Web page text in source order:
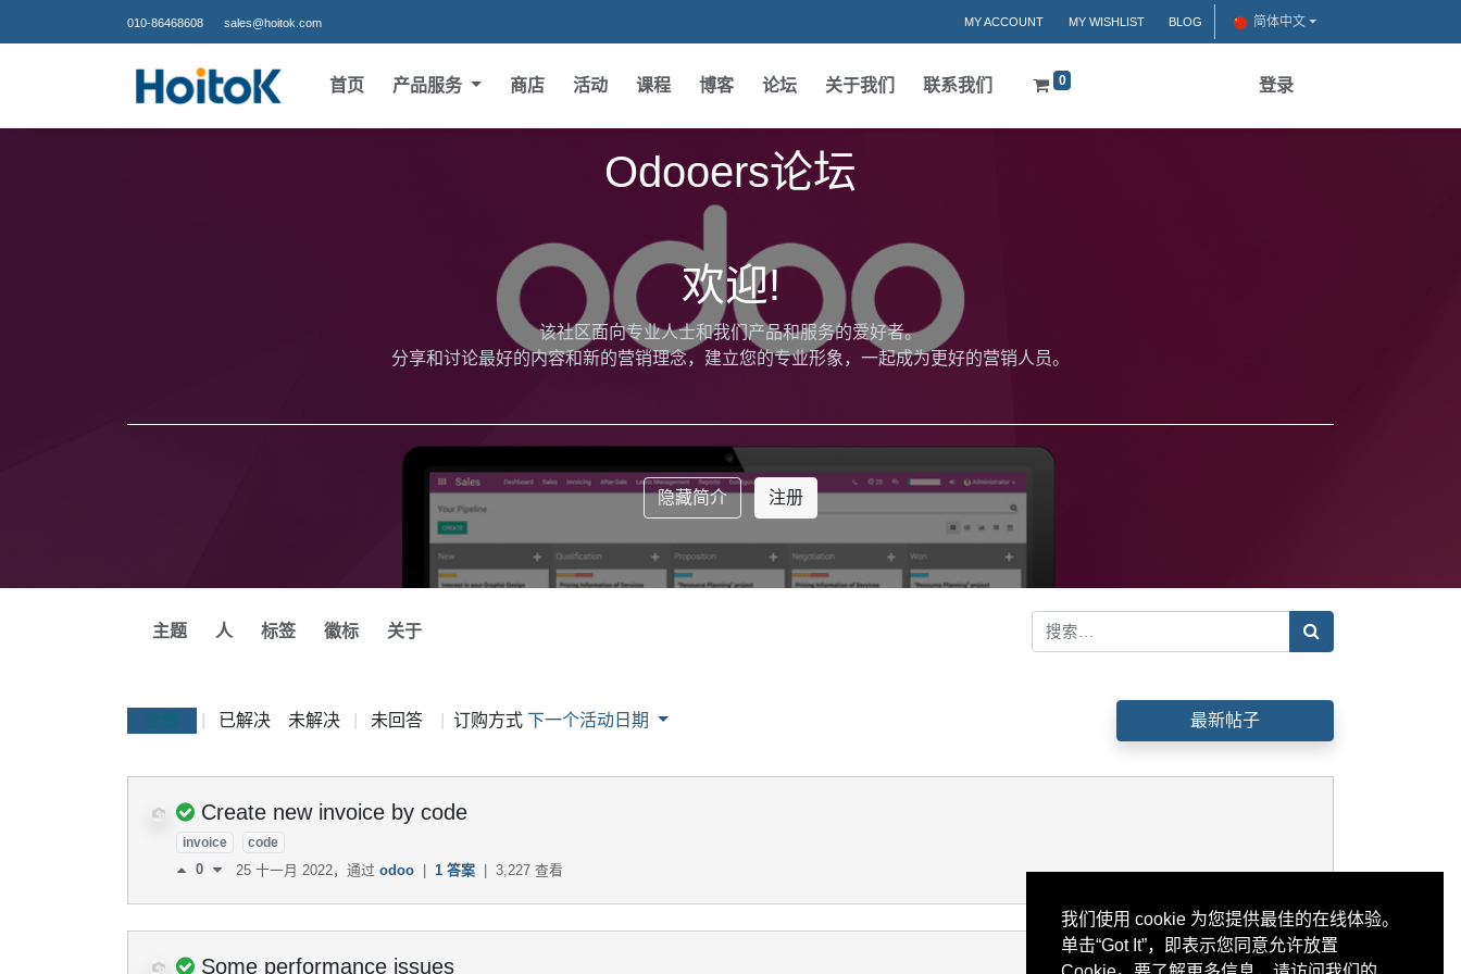
我们使用 cookie 为您提供最佳的在线体验。
单击“Got It”，即表示您同意允许放置
010-86468608 sales@hoitok.com MY ACCOUNT MY WISHLIST BLOG 简体中文
首页 产品服务 商店 活动 课程 博客 论坛 关于我们 联系我们 0 登录
Odooers论坛
欢迎!
该社区面向专业人士和我们产品和服务的爱好者。
分享和讨论最好的内容和新的营销理念，建立您的专业形象，一起成为更好的营销人员。
隐藏简介 注册
主题 人 标签 徽标 关于
最新帖子
全部 已解决 未解决 未回答 订购方式 下一个活动日期
Create new invoice by code
invoice code
0 25 十一月 2022，通过 odoo 1 答案 3,227 查看
Some performance issues